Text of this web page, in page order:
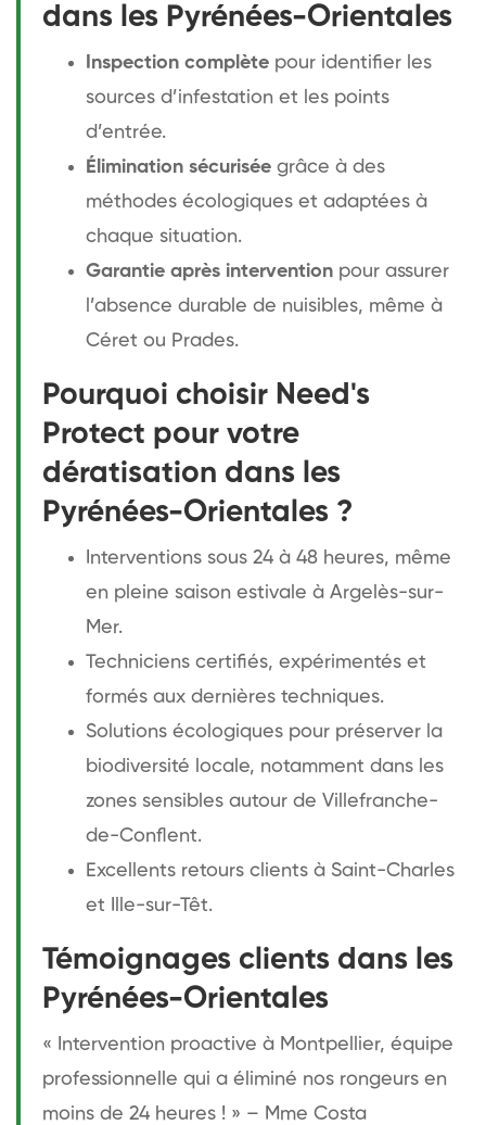
dans les Pyrénées-Orientales
Inspection complète pour identifier les
sources d’infestation et les points
d’entrée.
Élimination sécurisée grâce à des
méthodes écologiques et adaptées à
chaque situation.
Garantie après intervention pour assurer
l’absence durable de nuisibles, même à
Céret ou Prades.
Pourquoi choisir Need's
Protect pour votre
dératisation dans les
Pyrénées-Orientales ?
Interventions sous 24 à 48 heures, même
en pleine saison estivale à Argelès-sur-
Mer.
Techniciens certifiés, expérimentés et
formés aux dernières techniques.
Solutions écologiques pour préserver la
biodiversité locale, notamment dans les
zones sensibles autour de Villefranche-
de-Conflent.
Excellents retours clients à Saint-Charles
et Ille-sur-Têt.
Témoignages clients dans les
Pyrénées-Orientales
« Intervention proactive à Montpellier, équipe
professionnelle qui a éliminé nos rongeurs en
moins de 24 heures ! » – Mme Costa